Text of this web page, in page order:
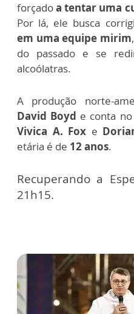
forçadoa tentar uma
Por lá, ele busca
em uma equipe mirim
do passado e se
alcoólatras.
A produção norte-
David Boyd e conta
Vivica A. Fox e
etária é de 12 anos.
Recuperando a
21h15.